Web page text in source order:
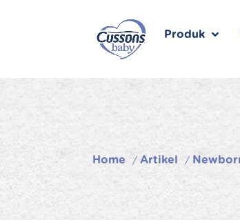
Produk
Home /Artikel /